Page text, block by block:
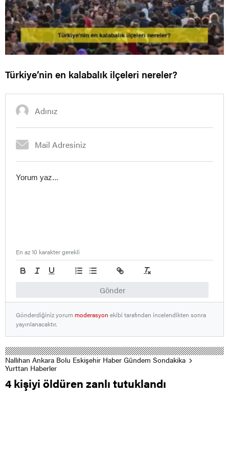
Türkiye’nin en kalabalık ilçeleri nereler?
Gönder
En az 10 karakter gerekli
Gönderdiğiniz yorummoderasyon ekibi tarafından incelendikten sonra
yayınlanacaktır.
Nallıhan Ankara Bolu Eskişehir Haber Gündem Sondakika
Yurttan Haberler
4 kişiyi öldüren zanlı tutuklandı